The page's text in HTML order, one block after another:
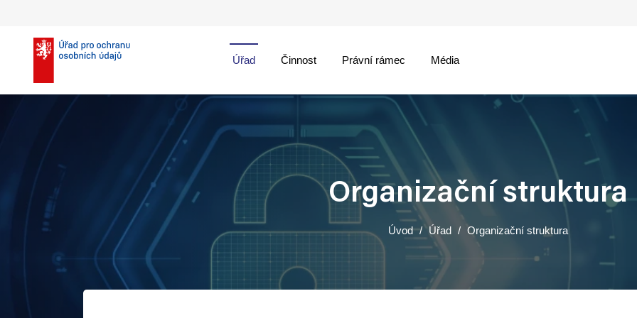
Úřad Činnost Právní rámec Média
Organizační struktura
Úvod Úřad Organizační struktura